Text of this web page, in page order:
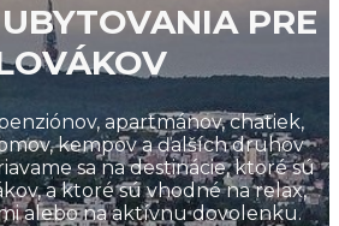
PRE
apartmánov, chatiek,
kempov a ďalších druhov
sa na destinácie, ktoré sú
a ktoré sú vhodné na relax,
alebo na aktívnu dovolenku.